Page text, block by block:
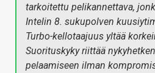
tarkoitettu pelikannettava,
Intelin 8. sukupolven
Turbo-kellotaajuus yltää
Suorituskyky riittää
pelaamiseen ilman